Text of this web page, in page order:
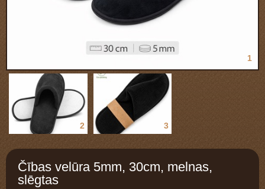
1
2 3
Čības velūra 5mm, 30cm, melnas,
slēgtas